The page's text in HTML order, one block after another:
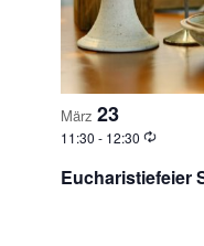
März 23
11:30 - 12:30
Eucharistiefeier